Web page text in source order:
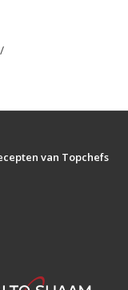
/
van Topchefs